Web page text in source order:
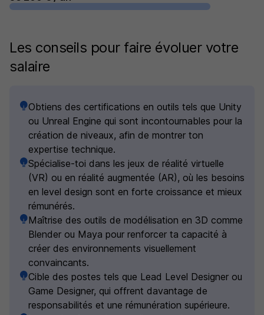
Les conseils pour faire évoluer votre
salaire
Obtiens des certifications en outils tels que Unity
ou Unreal Engine qui sont incontournables pour la
création de niveaux, afin de montrer ton
expertise technique.
Spécialise-toi dans les jeux de réalité virtuelle
(VR) ou en réalité augmentée (AR), où les besoins
en level design sont en forte croissance et mieux
rémunérés.
Maîtrise des outils de modélisation en 3D comme
Blender ou Maya pour renforcer ta capacité à
créer des environnements visuellement
convaincants.
Cible des postes tels que Lead Level Designer ou
Game Designer, qui offrent davantage de
responsabilités et une rémunération supérieure.